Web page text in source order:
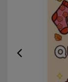
Previous